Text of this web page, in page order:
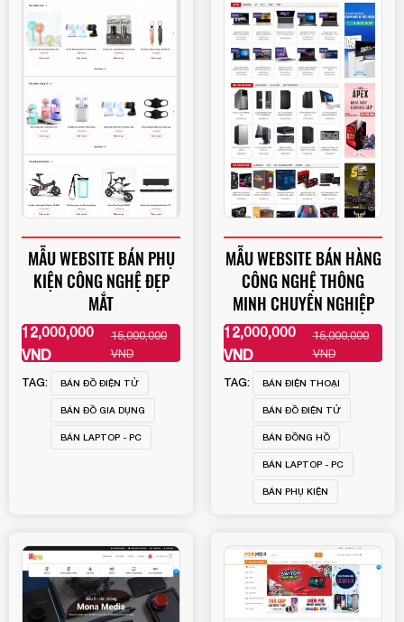
MẪU WEBSITE BÁN PHỤ
KIỆN CÔNG NGHỆ ĐẸP
MẮT
12,000,000
VND
15,000,000
VND
XEM THÊM
TAG: BÁN ĐỒ ĐIỆN TỬ
BÁN ĐỒ GIA DỤNG
BÁN LAPTOP - PC
MẪU WEBSITE BÁN HÀNG
CÔNG NGHỆ THÔNG
MINH CHUYÊN NGHIỆP
12,000,000
VND
15,000,000
VND
XEM THÊM
TAG: BÁN ĐIỆN THOẠI
BÁN ĐỒ ĐIỆN TỬ
BÁN ĐỒNG HỒ
BÁN LAPTOP - PC
BÁN PHỤ KIỆN